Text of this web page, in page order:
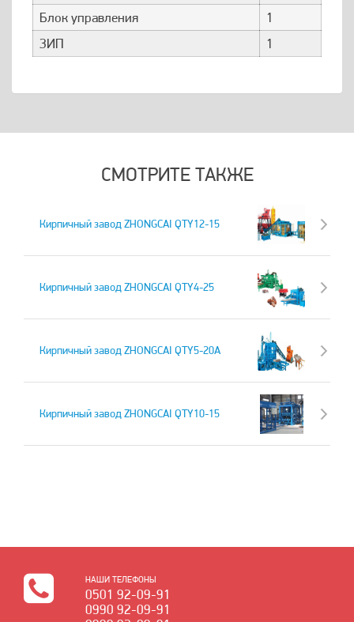
Блок управления
1
ЗИП
1
СМОТРИТЕ ТАКЖЕ
Кирпичный завод ZHONGCAI QTY12-15
Кирпичный завод ZHONGCAI QTY4-25
Кирпичный завод ZHONGCAI QTY5-20A
Кирпичный завод ZHONGCAI QTY10-15
НАШИ ТЕЛЕФОНЫ
0501 92-09-91
0990 92-09-91